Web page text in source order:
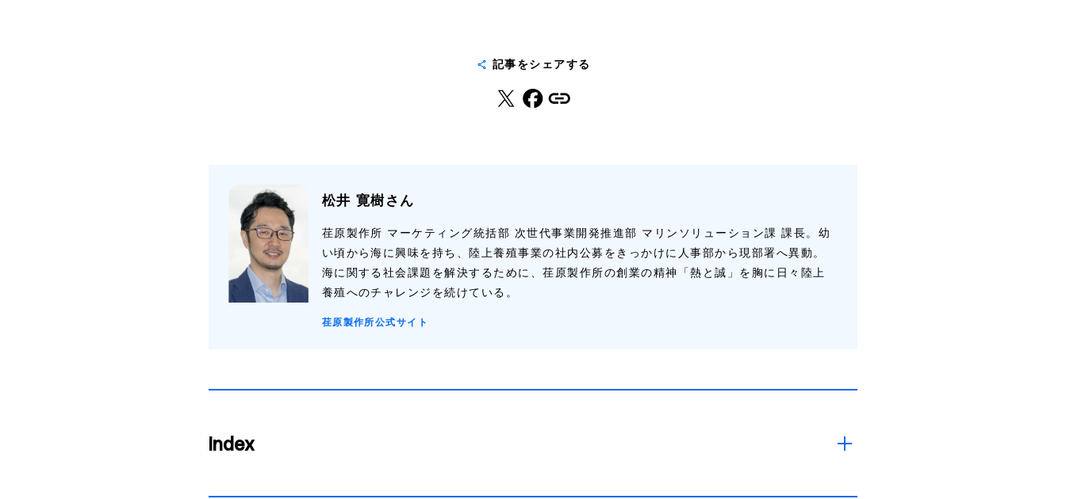
記事をシェアする
松井 寛樹さん
荏原製作所 マーケティング統括部 次世代事業開発推進部 マリンソリューション課 課長。幼
い頃から海に興味を持ち、陸上養殖事業の社内公募をきっかけに人事部から現部署へ異動。
海に関する社会課題を解決するために、荏原製作所の創業の精神「熱と誠」を胸に日々陸上
養殖へのチャレンジを続けている。
荏原製作所公式サイト​
Index